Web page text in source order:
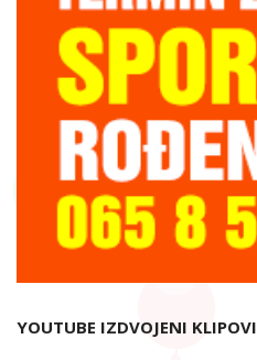
YOUTUBE IZDVOJENI KLIPOVI